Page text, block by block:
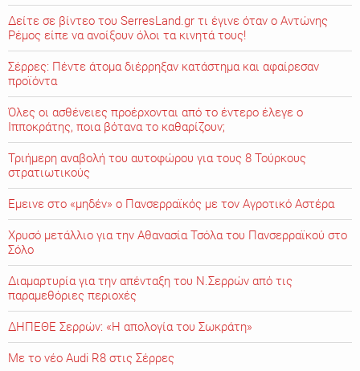
Δείτε σε βίντεο του SerresLand.gr τι έγινε όταν ο Αντώνης
Ρέμος είπε να ανοίξουν όλοι τα κινητά τους!
Σέρρες: Πέντε άτομα διέρρηξαν κατάστημα και αφαίρεσαν
προϊόντα
Όλες οι ασθένειες προέρχονται από το έντερο έλεγε ο
Ιπποκράτης, ποια βότανα το καθαρίζουν;
Τριήμερη αναβολή του αυτοφώρου για τους 8 Τούρκους
στρατιωτικούς
Εμεινε στο «μηδέν» o Πανσερραϊκός με τον Αγροτικό Αστέρα
Χρυσό μετάλλιο για την Αθανασία Τσόλα του Πανσερραϊκού στο
Σόλο
Διαμαρτυρία για την απένταξη του Ν.Σερρών από τις
παραμεθόριες περιοχές
ΔΗΠΕΘΕ Σερρών: «Η απολογία του Σωκράτη»
Με το νέο Audi R8 στις Σέρρες